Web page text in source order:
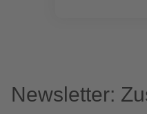
Newsletter: